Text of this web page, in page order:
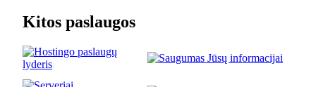
Kitos paslaugos